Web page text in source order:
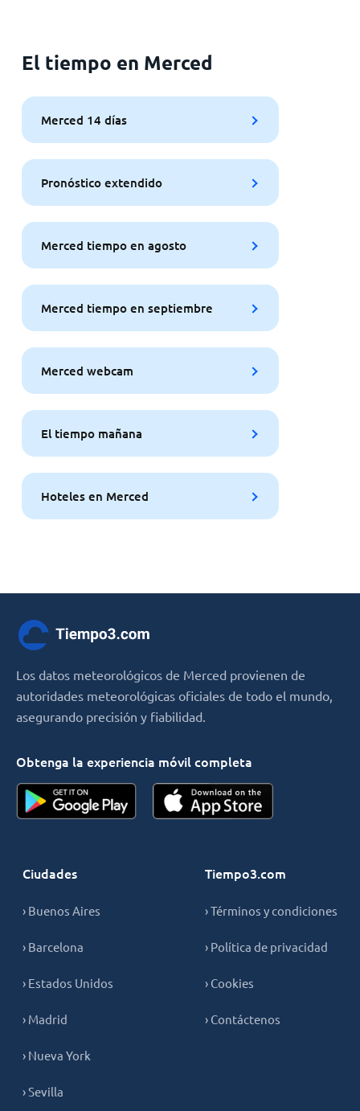
El tiempo en Merced
Merced 14 días
Pronóstico extendido
Merced tiempo en agosto
Merced tiempo en septiembre
Merced webcam
El tiempo mañana
Hoteles en Merced
Los datos meteorológicos de Merced provienen de
autoridades meteorológicas oficiales de todo el mundo,
asegurando precisión y fiabilidad.
Obtenga la experiencia móvil completa
Ciudades
› Buenos Aires
› Barcelona
› Estados Unidos
› Madrid
› Nueva York
› Sevilla
Tiempo3.com
› Términos y condiciones
› Política de privacidad
› Cookies
› Contáctenos